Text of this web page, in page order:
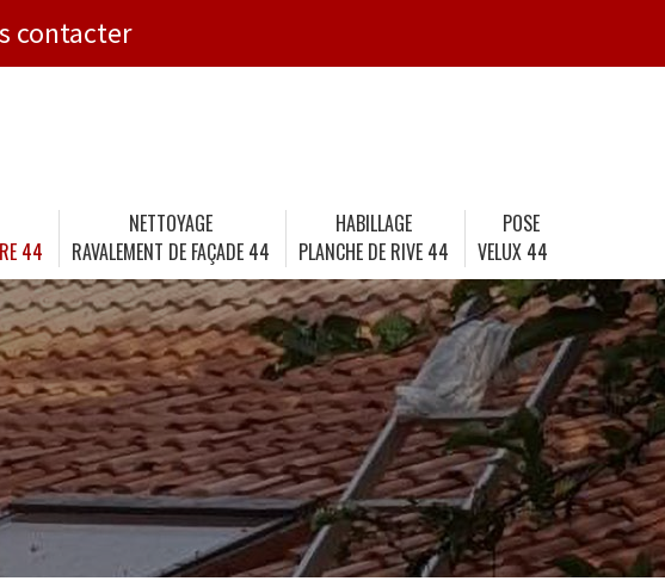
contacter
44
NETTOYAGE
RAVALEMENT DE FAÇADE 44
HABILLAGE
PLANCHE DE RIVE 44
POSE
VELUX 44